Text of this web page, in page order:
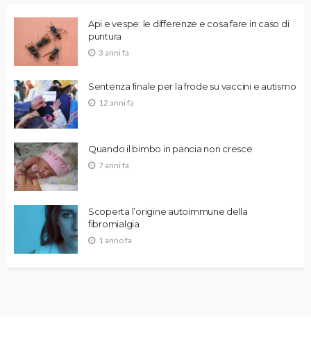
Api e vespe: le differenze e cosa fare in caso di
puntura
3 anni fa
Sentenza finale per la frode su vaccini e autismo
12 anni fa
Quando il bimbo in pancia non cresce
7 anni fa
Scoperta l’origine autoimmune della
fibromialgia
1 anno fa